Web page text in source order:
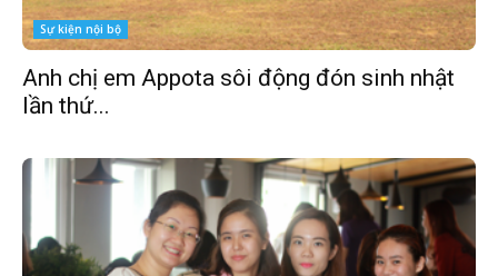
Sự kiện nội bộ
Anh chị em Appota sôi động đón sinh nhật
lần thứ...